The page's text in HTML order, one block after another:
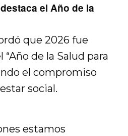
el Año de la
que 2026 fue
de la Salud para
el compromiso
social.
estamos